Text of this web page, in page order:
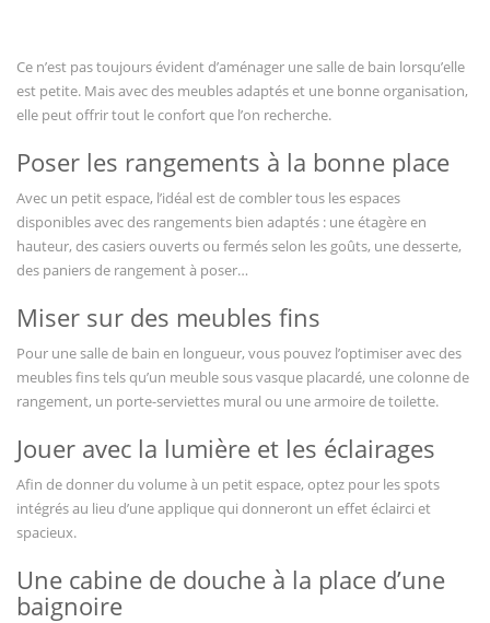
Ce n’est pas toujours évident d’aménager une salle de bain lorsqu’elle
est petite. Mais avec des meubles adaptés et une bonne organisation,
elle peut offrir tout le confort que l’on recherche.
Poser les rangements à la bonne place
Avec un petit espace, l’idéal est de combler tous les espaces
disponibles avec des rangements bien adaptés : une étagère en
hauteur, des casiers ouverts ou fermés selon les goûts, une desserte,
des paniers de rangement à poser…
Miser sur des meubles fins
Pour une salle de bain en longueur, vous pouvez l’optimiser avec des
meubles fins tels qu’un meuble sous vasque placardé, une colonne de
rangement, un porte-serviettes mural ou une armoire de toilette.
Jouer avec la lumière et les éclairages
Afin de donner du volume à un petit espace, optez pour les spots
intégrés au lieu d’une applique qui donneront un effet éclairci et
spacieux.
Une cabine de douche à la place d’une
baignoire